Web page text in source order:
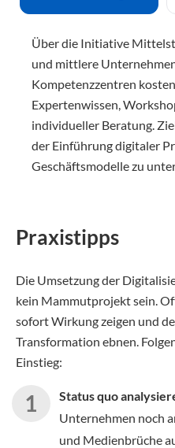
Über die Initiative
und mittlere
Kompetenzzentren
Expertenwissen,
individueller Beratung.
der Einführung digitaler
Geschäftsmodelle zu
Praxistipps
Die Umsetzung der
kein Mammutprojekt sein.
sofort Wirkung zeigen und
Transformation ebnen.
Einstieg:
Status quo
Unternehmen noch
und Medienbrüche